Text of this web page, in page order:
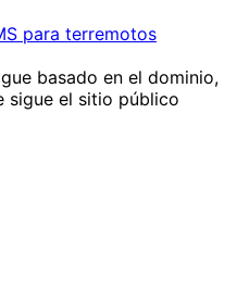
para terremotos
basado en el dominio,
sigue el sitio público